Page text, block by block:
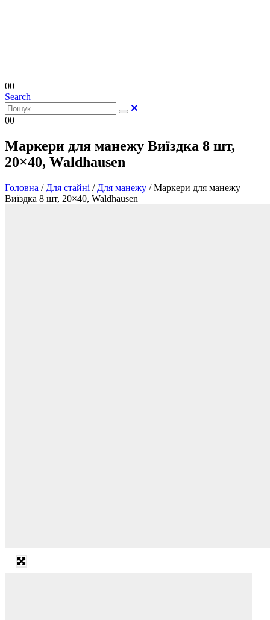
00
Search
00
Маркери для манежу Виїздка 8 шт,
20×40, Waldhausen
Головна / Для стайні / Для манежу /Маркери для манежу
Виїздка 8 шт, 20×40, Waldhausen